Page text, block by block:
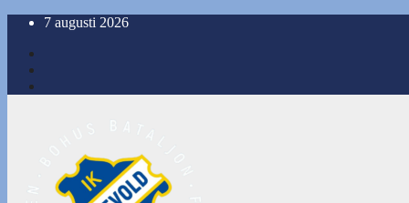
Hoppa
innehåll
7 augusti 2026